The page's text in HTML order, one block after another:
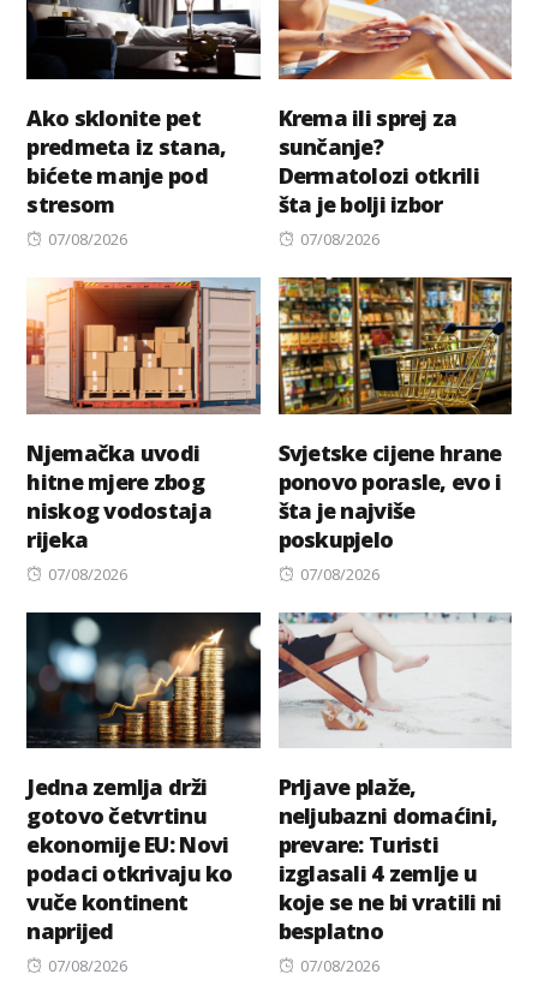
Ako sklonite pet
predmeta iz stana,
bićete manje pod
stresom
Posted
07/08/2026
Krema ili sprej za
sunčanje?
Dermatolozi otkrili
šta je bolji izbor
Posted
07/08/2026
Njemačka uvodi
hitne mjere zbog
niskog vodostaja
rijeka
Posted
07/08/2026
Svjetske cijene hrane
ponovo porasle, evo i
šta je najviše
poskupjelo
Posted
07/08/2026
Jedna zemlja drži
gotovo četvrtinu
ekonomije EU: Novi
podaci otkrivaju ko
vuče kontinent
naprijed
Posted
07/08/2026
Prljave plaže,
neljubazni domaćini,
prevare: Turisti
izglasali 4 zemlje u
koje se ne bi vratili ni
besplatno
Posted
07/08/2026